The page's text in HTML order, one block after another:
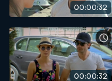
00:00:32
00:00:32